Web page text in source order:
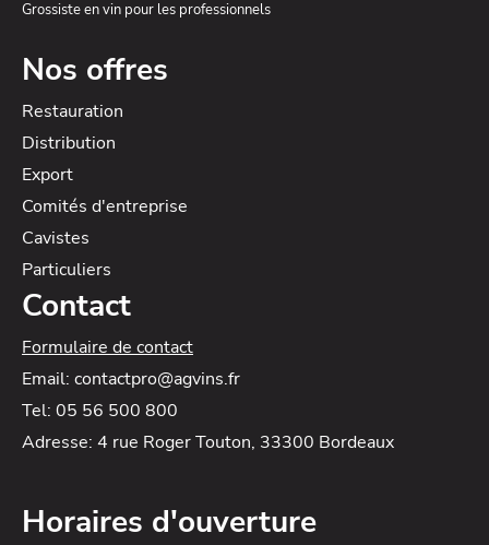
Grossiste en vin pour les professionnels
Nos offres
Restauration
Distribution
Export
Comités d'entreprise
Cavistes
Particuliers
Contact
Formulaire de contact
Email: contactpro@agvins.fr
Tel: 05 56 500 800
Adresse: 4 rue Roger Touton, 33300 Bordeaux
Horaires d'ouverture